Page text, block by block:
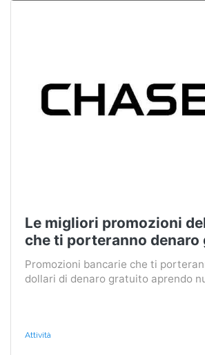
Le migliori promozioni
che ti porteranno denaro
Promozioni bancarie che ti
dollari di denaro gratuito aprendo
Attività